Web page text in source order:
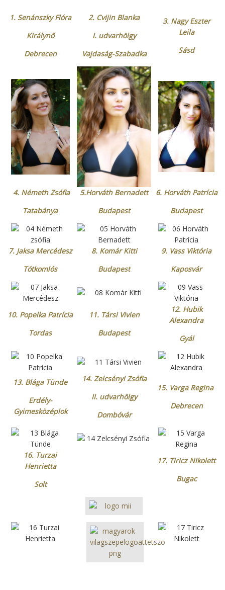
1. Senánszky Flóra
Királynő
Debrecen
2. Cvijin Blanka
I. udvarhölgy
Vajdaság-Szabadka
3. Nagy Eszter
Leila
Sásd
4. Németh Zsófia
Tatabánya
5.Horváth Bernadett
Budapest
6. Horváth Patrícia
Budapest
7. Jaksa Mercédesz
Tótkomlós
8. Komár Kitti
Budapest
9. Vass Viktória
Kaposvár
10. Popelka Patrícia
Tordas
11. Társi Vivien
Budapest
12. Hubik
Alexandra
Gyál
13. Blága Tünde
Erdély-
Gyimesközéplok
14. Zelcsényi Zsófia
II. udvarhölgy
Dombóvár
15. Varga Regina
Debrecen
16. Turzai
Henrietta
Solt
17. Tiricz Nikolett
Bugac